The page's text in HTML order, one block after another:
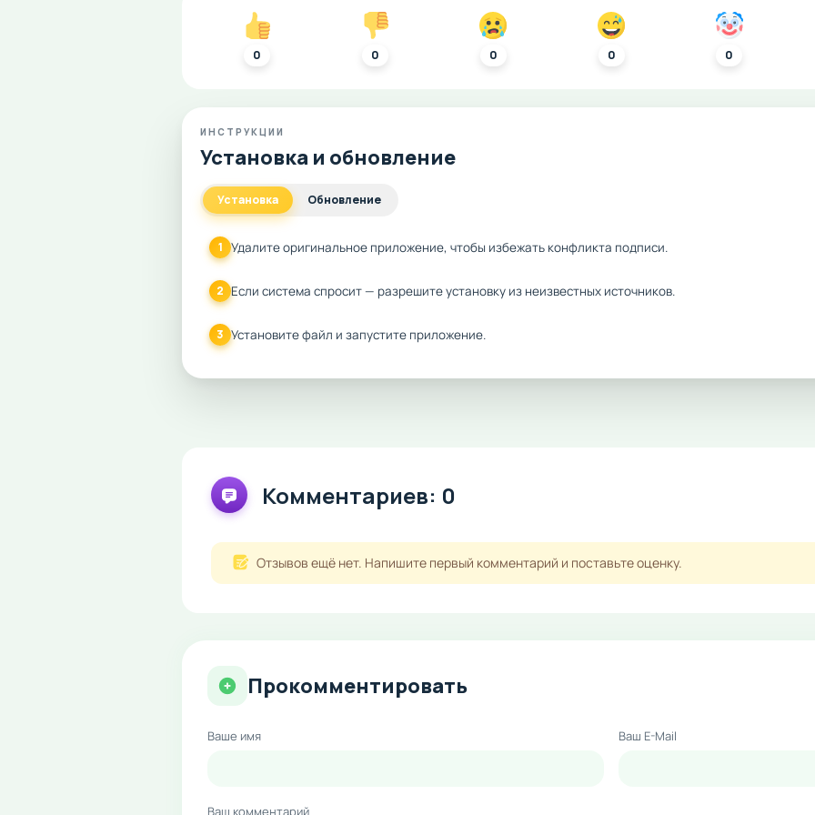
0 0 0 0 0
ИНСТРУКЦИИ
Установка и обновление
Установка Обновление
1 Удалите оригинальное приложение, чтобы избежать конфликта подписи.
2 Если система спросит — разрешите установку из неизвестных источников.
3 Установите файл и запустите приложение.
Комментариев: 0
Отзывов ещё нет. Напишите первый комментарий и поставьте оценку.
Прокомментировать
Ваше имя Ваш E-Mail
Ваш комментарий